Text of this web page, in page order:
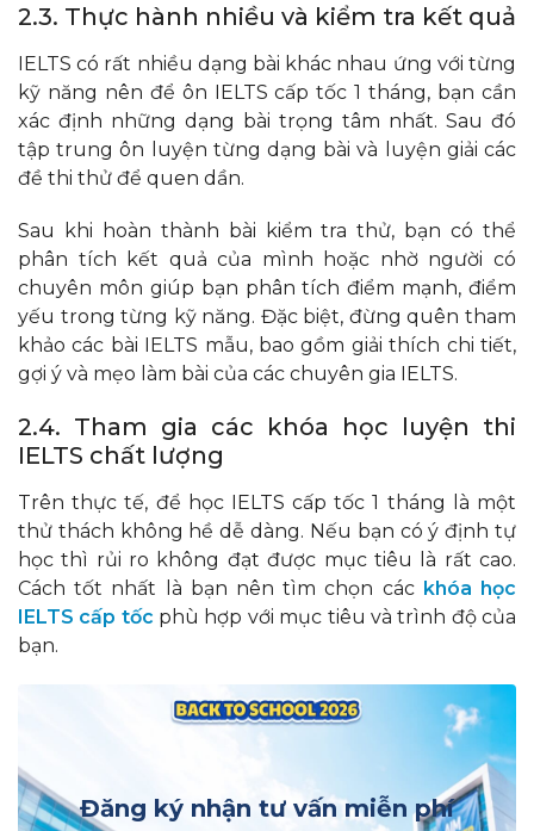
2.3. Thực hành nhiều và kiểm tra kết quả
IELTS có rất nhiều dạng bài khác nhau ứng với từng
kỹ năng nên để ôn IELTS cấp tốc 1 tháng, bạn cần
xác định những dạng bài trọng tâm nhất. Sau đó
tập trung ôn luyện từng dạng bài và luyện giải các
đề thi thử để quen dần.
Sau khi hoàn thành bài kiểm tra thử, bạn có thể
phân tích kết quả của mình hoặc nhờ người có
chuyên môn giúp bạn phân tích điểm mạnh, điểm
yếu trong từng kỹ năng. Đặc biệt, đừng quên tham
khảo các bài IELTS mẫu, bao gồm giải thích chi tiết,
gợi ý và mẹo làm bài của các chuyên gia IELTS.
2.4. Tham gia các khóa học luyện thi
IELTS chất lượng
Trên thực tế, để học IELTS cấp tốc 1 tháng là một
thử thách không hề dễ dàng. Nếu bạn có ý định tự
học thì rủi ro không đạt được mục tiêu là rất cao.
Cách tốt nhất là bạn nên tìm chọn các khóa học
IELTS cấp tốc phù hợp với mục tiêu và trình độ của
bạn.
Đăng ký nhận tư vấn miễn phí